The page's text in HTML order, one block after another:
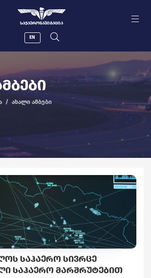
ᲡᲐᲥᲐᲔᲠᲝᲜᲐᲕᲘᲒᲐᲪᲘᲐ
EN
ახალი ამბები
ᲡᲐᲰᲐᲔᲠᲝ ᲡᲘᲕᲠᲪᲔ
ᲡᲐᲰᲐᲔᲠᲝ ᲛᲐᲠᲨᲠᲣᲢᲔᲑᲘᲗ